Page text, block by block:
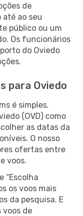
de
ao seu
público ou um
Os funcionários
do Oviedo
para Oviedo
é simples.
(OVD) como
as datas da
O nosso
ofertas entre
voos.
“Escolha
os voos mais
da pesquisa. E
voos de